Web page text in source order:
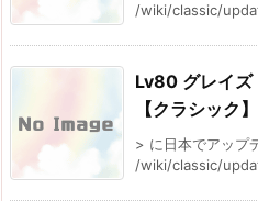
/wiki/classic/
Lv80 グレイズ
【クラシック】
> に日本でアップ
/wiki/classic/